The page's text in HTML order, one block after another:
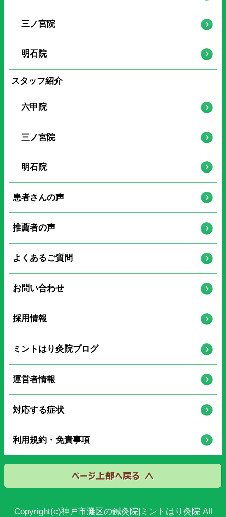
三ノ宮院
明石院
スタッフ紹介
六甲院
三ノ宮院
明石院
患者さんの声
推薦者の声
よくあるご質問
お問い合わせ
採用情報
ミントはり灸院ブログ
運営者情報
対応する症状
利用規約・免責事項
Copyright(c)神戸市灘区の鍼灸院|ミントはり灸院All